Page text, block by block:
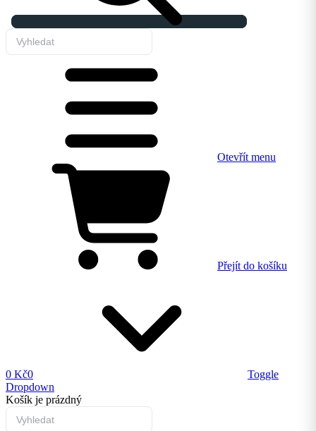
Otevřít menu
Přejít do košíku
0 Kč0
Toggle
Dropdown
Košík je prázdný